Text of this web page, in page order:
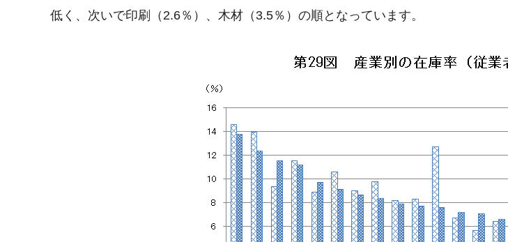
低く、次いで印刷（2.6％）、木材（3.5％）の順となっています。